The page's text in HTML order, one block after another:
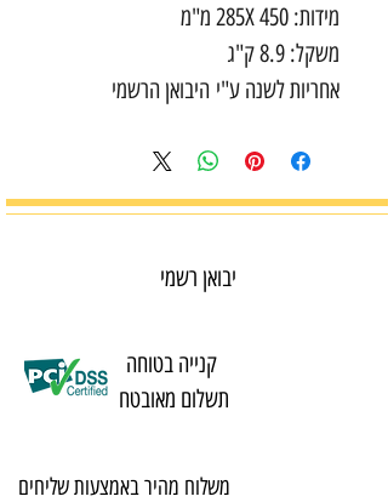
מידות: 285X 450 מ"מ
משקל: 8.9 ק"ג
אחריות לשנה ע"י היבואן הרשמי
יבואן רשמי
קנייה בטוחה
תשלום מאובטח
משלוח מהיר באמצעות שליחים